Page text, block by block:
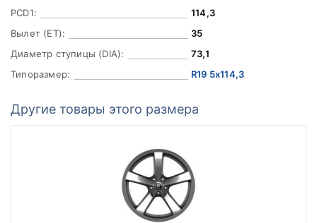
PCD1:
114,3
Вылет (ET):
35
Диаметр ступицы (DIA):
73,1
Типоразмер:
R19 5x114,3
Другие товары этого размера